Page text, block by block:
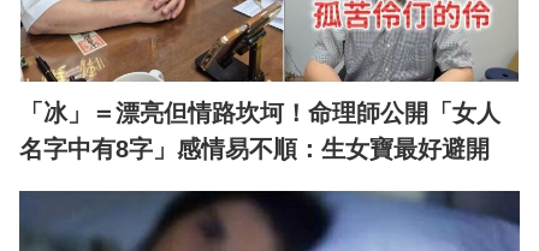
「冰」＝漂亮但情路坎坷！命理師公開「女人
名字中有8字」感情易不順：生女寶最好避開